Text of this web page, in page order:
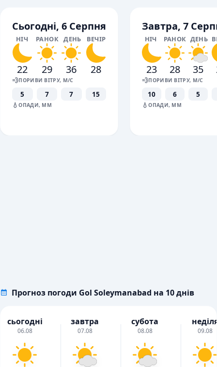
Сьогодні, 6 Серпня
НІЧ РАНОК ДЕНЬ ВЕЧІР
22 29 36 28
💨ПОРИВИ ВІТРУ, М/С
5 7 7 15
💧ОПАДИ, ММ
Завтра, 7
НІЧ РАНОК ДЕНЬ
23 28 35
💨ПОРИВИ ВІТРУ, М/С
10 6 5
💧ОПАДИ, ММ
Прогноз погоди Gol Soleymanabad на 10 днів
сьогодні
06.08
завтра
07.08
субота
08.08 09.08